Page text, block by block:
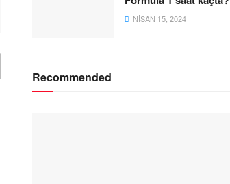
NISAN 15, 2024
Recommended